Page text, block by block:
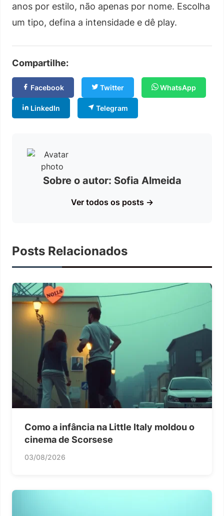
anos por estilo, não apenas por nome. Escolha
um tipo, defina a intensidade e dê play.
Compartilhe:
Facebook Twitter WhatsApp
LinkedIn Telegram
Sobre o autor: Sofia Almeida
Ver todos os posts →
Posts Relacionados
Como a infância na Little Italy moldou o
cinema de Scorsese
03/08/2026